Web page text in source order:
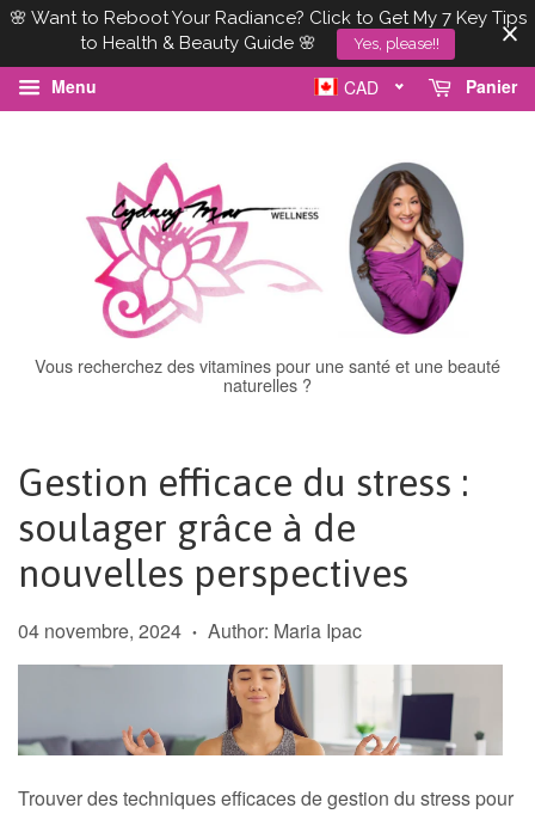
🌸 Want to Reboot Your Radiance? Click to Get My 7 Key Tips
to Health & Beauty Guide 🌸
Yes, please!!
Menu Panier
CAD
Vous recherchez des vitamines pour une santé et une beauté
naturelles ?
Gestion efficace du stress :
soulager grâce à de
nouvelles perspectives
04 novembre, 2024 • Author: Maria Ipac
Trouver des techniques efficaces de gestion du stress pour